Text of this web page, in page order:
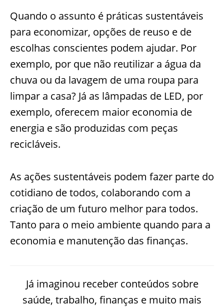
Quando o assunto é práticas sustentáveis
para economizar, opções de reuso e de
escolhas conscientes podem ajudar. Por
exemplo, por que não reutilizar a água da
chuva ou da lavagem de uma roupa para
limpar a casa? Já as lâmpadas de LED, por
exemplo, oferecem maior economia de
energia e são produzidas com peças
recicláveis.
As ações sustentáveis podem fazer parte do
cotidiano de todos, colaborando com a
criação de um futuro melhor para todos.
Tanto para o meio ambiente quando para a
economia e manutenção das finanças.
Já imaginou receber conteúdos sobre
saúde, trabalho, finanças e muito mais